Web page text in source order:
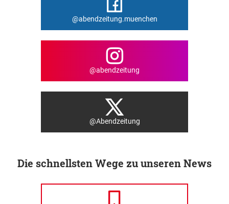
@abendzeitung.muenchen
@abendzeitung
@Abendzeitung
Die schnellsten Wege zu unseren News